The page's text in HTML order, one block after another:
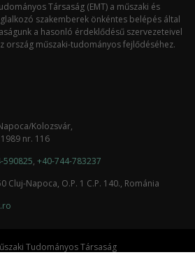
Társaság (EMT) a műszaki és
szakemberek önkéntes belépés által
a hasonló érdeklődésű szervezeteivel
ország műszaki-tudományos fejlődéséhez.
Kolozsvár,
nr. 116
590825, +40-744-783237
Cluj-Napoca, O.P. 1 C.P. 140., Románia
Tudományos Társaság